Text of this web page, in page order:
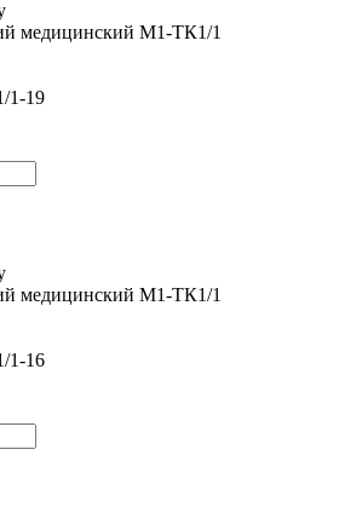
медицинский М1-ТК1/1
19
медицинский М1-ТК1/1
16